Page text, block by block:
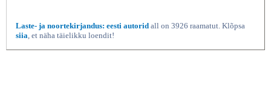
Laste- ja noortekirjandus: eesti autorid all on 3926 raamatut. Klõpsa
siia, et näha täielikku loendit!